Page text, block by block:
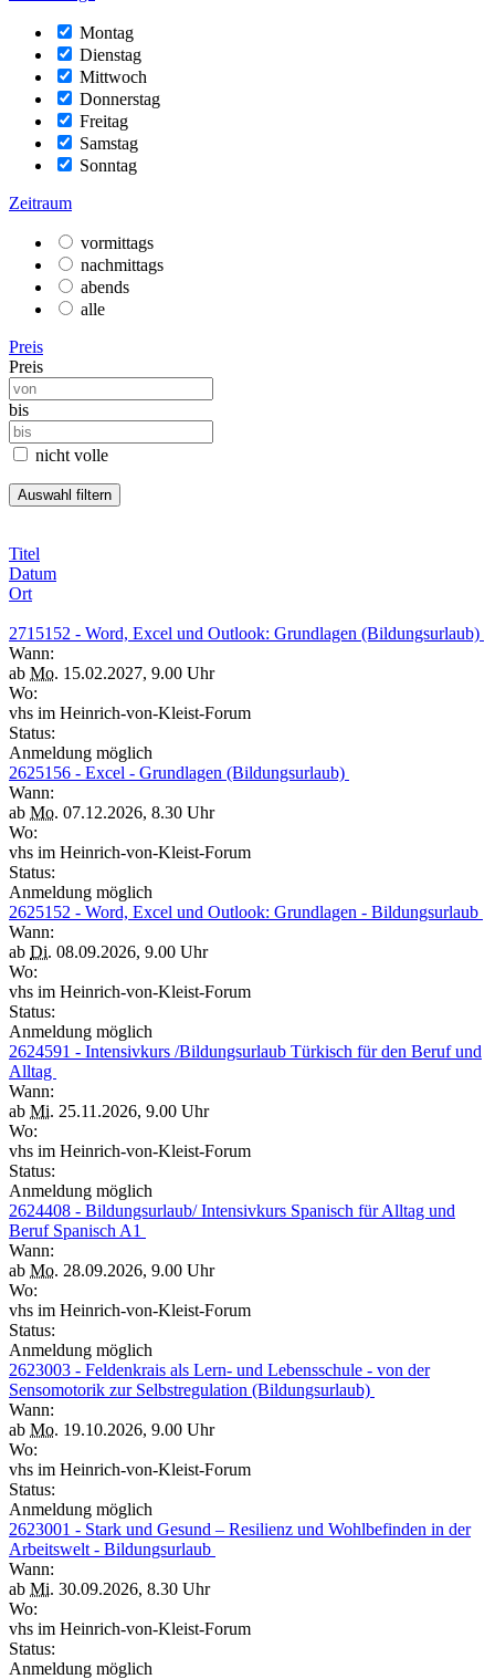
Montag
Dienstag
Mittwoch
Donnerstag
Freitag
Samstag
Sonntag
Zeitraum
vormittags
nachmittags
abends
alle
Preis
Preis
bis
nicht volle
Titel
Datum
Ort
2715152 - Word, Excel und Outlook: Grundlagen (Bildungsurlaub)
Wann:
ab Mo. 15.02.2027, 9.00 Uhr
Wo:
vhs im Heinrich-von-Kleist-Forum
Status:
Anmeldung möglich
2625156 - Excel - Grundlagen (Bildungsurlaub)
Wann:
ab Mo. 07.12.2026, 8.30 Uhr
Wo:
vhs im Heinrich-von-Kleist-Forum
Status:
Anmeldung möglich
2625152 - Word, Excel und Outlook: Grundlagen - Bildungsurlaub
Wann:
ab Di. 08.09.2026, 9.00 Uhr
Wo:
vhs im Heinrich-von-Kleist-Forum
Status:
Anmeldung möglich
2624591 - Intensivkurs /Bildungsurlaub Türkisch für den Beruf und
Alltag
Wann:
ab Mi. 25.11.2026, 9.00 Uhr
Wo:
vhs im Heinrich-von-Kleist-Forum
Status:
Anmeldung möglich
2624408 - Bildungsurlaub/ Intensivkurs Spanisch für Alltag und
Beruf Spanisch A1
Wann:
ab Mo. 28.09.2026, 9.00 Uhr
Wo:
vhs im Heinrich-von-Kleist-Forum
Status:
Anmeldung möglich
2623003 - Feldenkrais als Lern- und Lebensschule - von der
Sensomotorik zur Selbstregulation (Bildungsurlaub)
Wann:
ab Mo. 19.10.2026, 9.00 Uhr
Wo:
vhs im Heinrich-von-Kleist-Forum
Status:
Anmeldung möglich
2623001 - Stark und Gesund – Resilienz und Wohlbefinden in der
Arbeitswelt - Bildungsurlaub
Wann:
ab Mi. 30.09.2026, 8.30 Uhr
Wo:
vhs im Heinrich-von-Kleist-Forum
Status:
Anmeldung möglich